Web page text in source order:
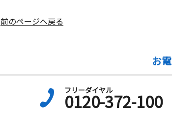
前のページへ戻る
お
フリーダイヤル
0120-372-100